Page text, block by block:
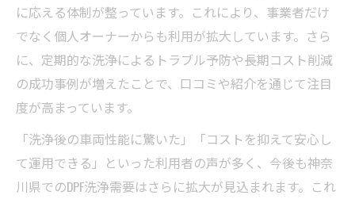
に応える体制が整っています。これにより、事業者だけ
でなく個人オーナーからも利用が拡大しています。さら
に、定期的な洗浄によるトラブル予防や長期コスト削減
の成功事例が増えたことで、口コミや紹介を通じて注目
度が高まっています。
「洗浄後の車両性能に驚いた」「コストを抑えて安心し
て運用できる」といった利用者の声が多く、今後も神奈
川県でのDPF洗浄需要はさらに拡大が見込まれます。これ